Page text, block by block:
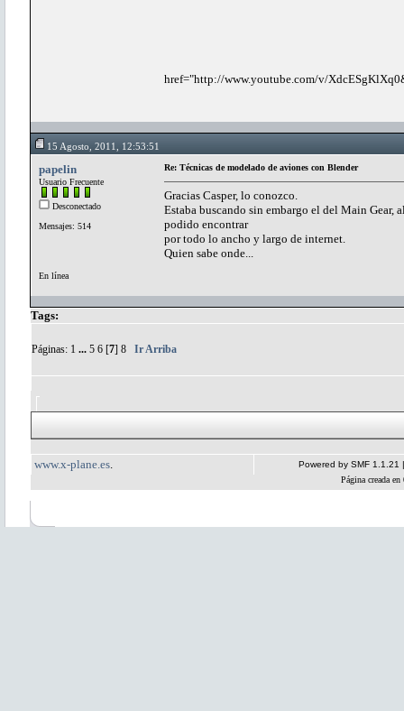
href="http://www.youtube.com/v/
15 Agosto, 2011, 12:53:51
papelin
Usuario Frecuente
Desconectado
Mensajes: 514
En línea
Re: Técnicas de modelado de aviones con Blender
Gracias Casper, lo conozco.
Estaba buscando sin embargo el del Main Gear,
podido encontrar
por todo lo ancho y largo de internet.
Quien sabe onde...
Tags:
Páginas: 1 ... 5 6 [7] 8 Ir Arriba
www.x-plane.es Powered by SMF 1.1.21
Página creada